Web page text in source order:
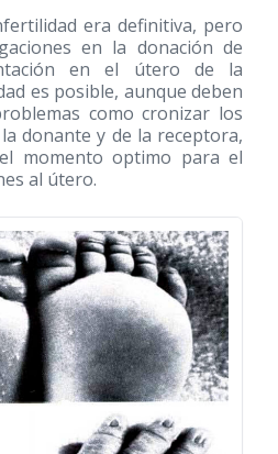
era definitiva, pero
en la donación de
en el útero de la
es posible, aunque deben
como cronizar los
donante y de la receptora,
momento optimo para el
al útero.